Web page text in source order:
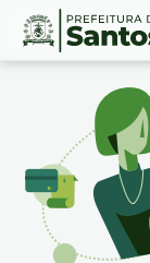
Ir
Conteúdo